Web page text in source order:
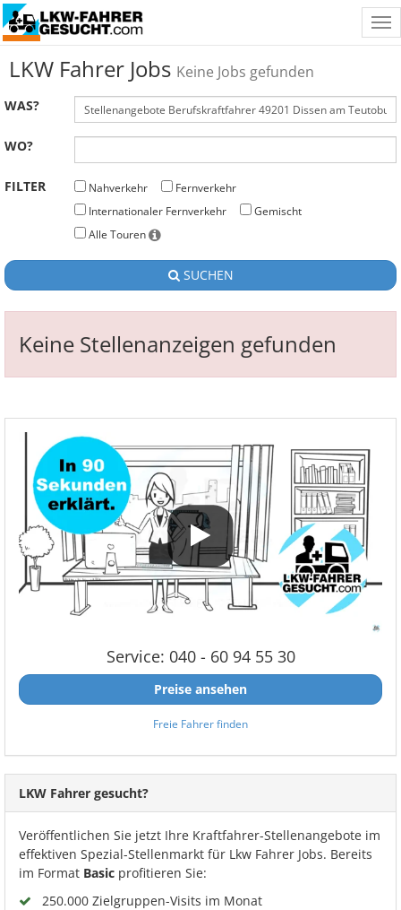
LKW Fahrer Jobs Keine Jobs gefunden
WAS?
WO?
FILTER Nahverkehr
Fernverkehr
Internationaler Fernverkehr
Gemischt
Alle Touren
SUCHEN
Keine Stellenanzeigen gefunden
Service: 040 - 60 94 55 30
Preise ansehen
Freie Fahrer finden
LKW Fahrer gesucht?
Veröffentlichen Sie jetzt Ihre Kraftfahrer-Stellenangebote im
effektiven Spezial-Stellenmarkt für Lkw Fahrer Jobs. Bereits
im Format Basic profitieren Sie:
250.000 Zielgruppen-Visits im Monat